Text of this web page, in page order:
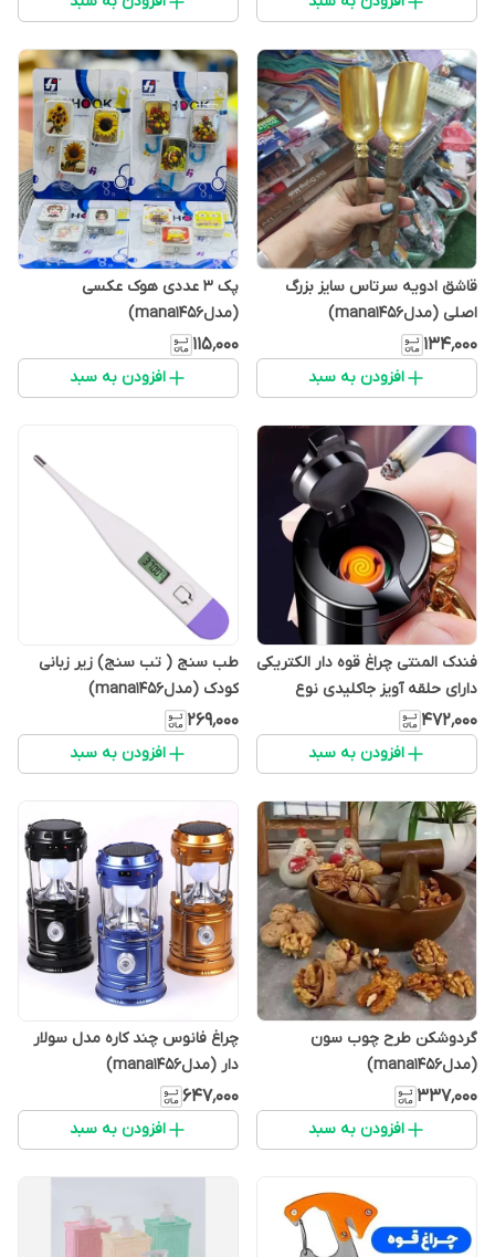
قاشق ادویه سرتاس سایز بزرگ
اصلی (مدلmana1456)
۱۳۴٬۰۰۰
افزودن به سبد
پک 3 عددی هوک عکسی
(مدلmana1456)
۱۱۵٬۰۰۰
افزودن به سبد
فندک المنتی چراغ قوه دار الکتریکی
دارای حلقه آویز جاکلیدی نوع
احتراق و سوخت الکتریکی (شارژی)
(مدلmana1456)
۴۷۲٬۰۰۰
افزودن به سبد
طب سنج ( تب سنج) زیر زبانی
کودک (مدلmana1456)
۲۶۹٬۰۰۰
افزودن به سبد
گردوشکن طرح چوب سون
(مدلmana1456)
۳۳۷٬۰۰۰
افزودن به سبد
چراغ فانوس چند کاره مدل سولار
دار (مدلmana1456)
۶۴۷٬۰۰۰
افزودن به سبد